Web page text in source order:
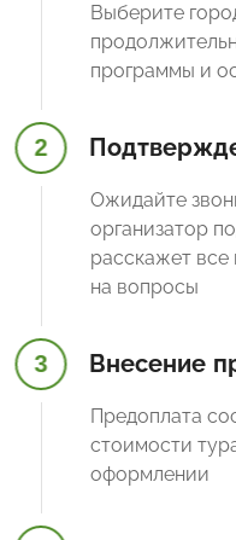
Выберите
программы и
2
Ожидайте
организатор
расскажет все
на вопросы
3 Внесение
Предоплата
стоимости
оформлении